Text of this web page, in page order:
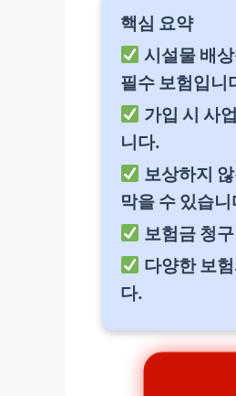
핵심 요약
시설물 배
필수 보험입니
가입 시 사
니다.
보상하지
막을 수 있습니
보험금 청
다양한 보
다.